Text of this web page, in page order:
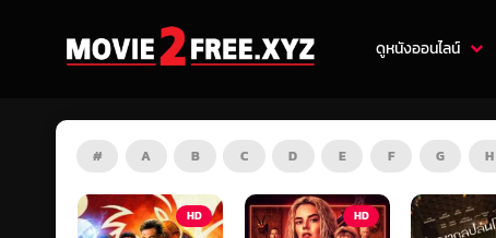
ดูหนังออนไลน์
# A B C D E F G H
HD HD